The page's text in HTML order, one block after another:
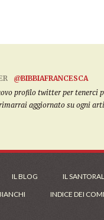
@BIBBIAFRANCESCA
profilo twitter per tenerci
aggiornato su ogni
IL BLOG IL
INDICE DEI